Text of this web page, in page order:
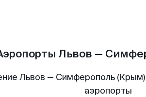
Львов —
Львов — Симферополь
аэропорты